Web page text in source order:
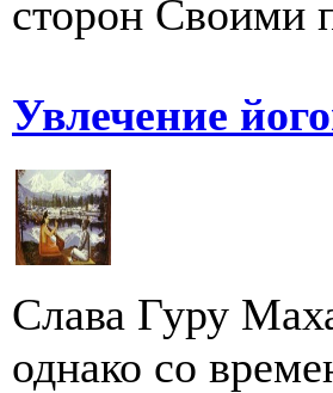
сторон
Увлечение
Слава Гуру
однако со